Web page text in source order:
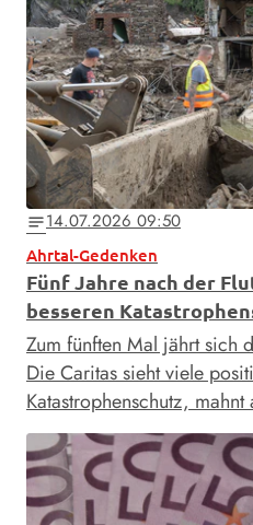
notes14.07.2026 09:50
Ahrtal-Gedenken
Fünf Jahre nach der
besseren
Zum fünften Mal jährt sich
Die Caritas sieht viele
Katastrophenschutz,